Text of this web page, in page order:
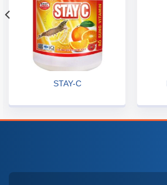
STAY-C